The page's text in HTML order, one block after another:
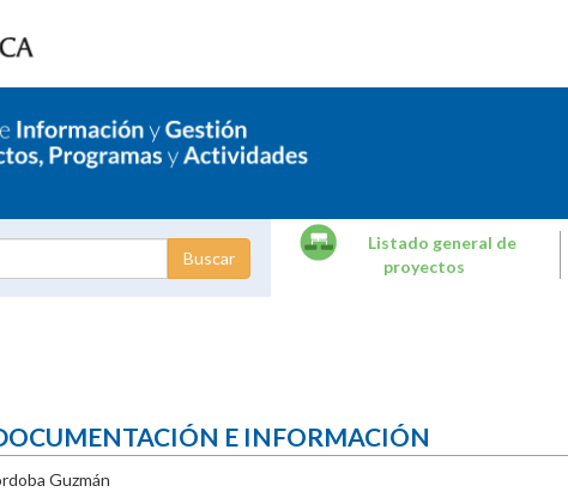
Listado general de
proyectos
E INFORMACIÓN
Guzmán